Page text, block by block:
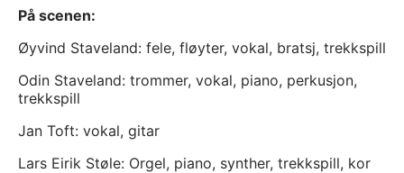
På scenen:
Øyvind Staveland: fele, fløyter, vokal, bratsj, trekkspill
Odin Staveland: trommer, vokal, piano, perkusjon,
trekkspill
Jan Toft: vokal, gitar
Lars Eirik Støle: Orgel, piano, synther, trekkspill, kor